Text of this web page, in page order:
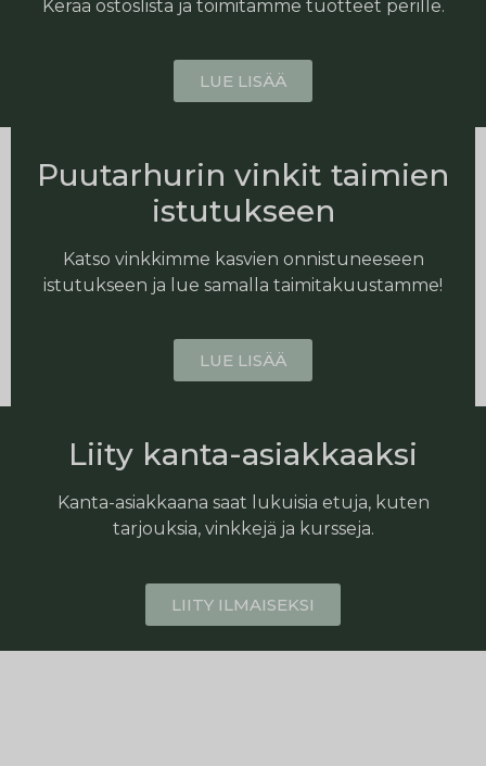
Kerää ostoslista ja toimitamme tuotteet perille.
LUE LISÄÄ
Puutarhurin vinkit taimien
istutukseen
Katso vinkkimme kasvien onnistuneeseen
istutukseen ja lue samalla taimitakuustamme!
LUE LISÄÄ
Liity kanta-asiakkaaksi
Kanta-asiakkaana saat lukuisia etuja, kuten
tarjouksia, vinkkejä ja kursseja.
LIITY ILMAISEKSI